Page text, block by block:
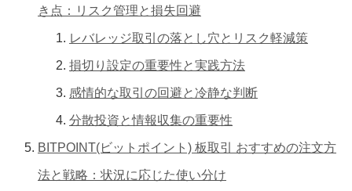
き点：リスク管理と損失回避
レバレッジ取引の落とし穴とリスク軽減策
損切り設定の重要性と実践方法
感情的な取引の回避と冷静な判断
分散投資と情報収集の重要性
BITPOINT(ビットポイント) 板取引 おすすめの注文方
法と戦略：状況に応じた使い分け